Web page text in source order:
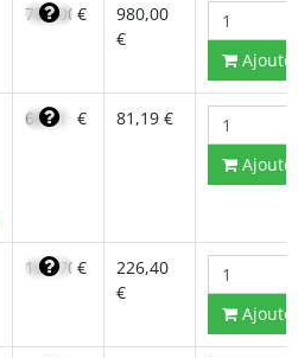
700,00 €
980,00
€
69,01 € 81,19 €
161,70 €
226,40
€